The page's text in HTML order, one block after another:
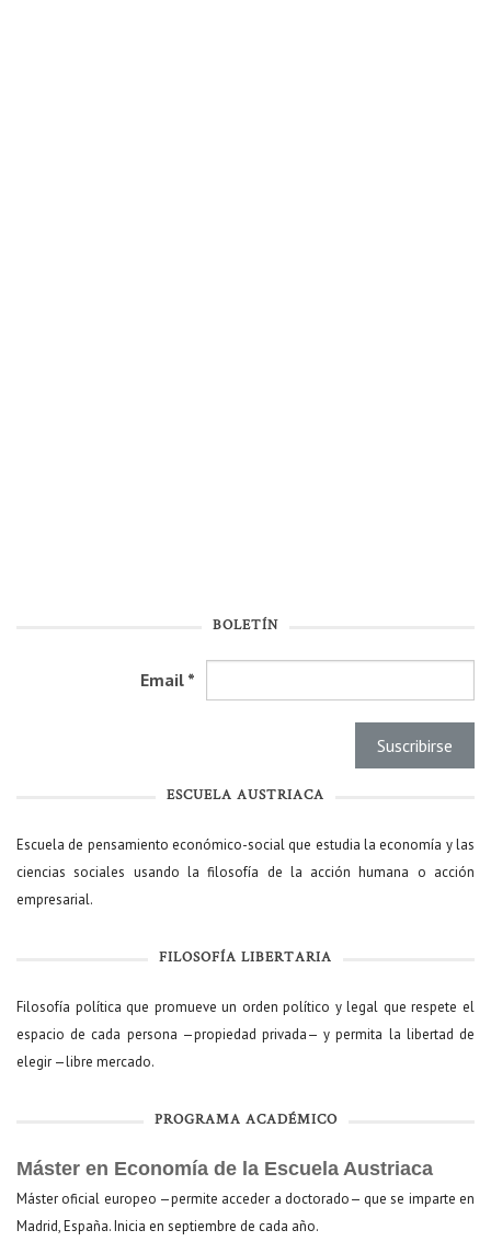
BOLETÍN
Email *
ESCUELA AUSTRIACA
Escuela de pensamiento económico-social que estudia la economía y las
ciencias sociales usando la filosofía de la acción humana o acción
empresarial.
FILOSOFÍA LIBERTARIA
Filosofía política que promueve un orden político y legal que respete el
espacio de cada persona —propiedad privada— y permita la libertad de
elegir —libre mercado.
PROGRAMA ACADÉMICO
Máster en Economía de la Escuela Austriaca
Máster oficial europeo —permite acceder a doctorado— que se imparte en
Madrid, España. Inicia en septiembre de cada año.